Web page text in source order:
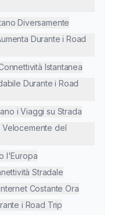
Diversamente
Durante i Road
Istantanea
Durante i Road
i Viaggi su Strada
Velocemente del
l'Europa
Stradale
Costante Ora
i Road Trip